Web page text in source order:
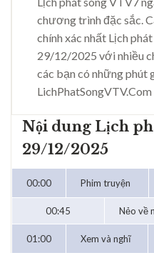
chương trình đặc sắc.
chính xác nhất Lịch
29/12/2025 với nhiều
các bạn có những phút
LichPhatSongVTV.Com
Nội dung Lịch
29/12/2025
00:00 Phim truyện
00:45
Nẻo về
01:00 Xem và nghĩ